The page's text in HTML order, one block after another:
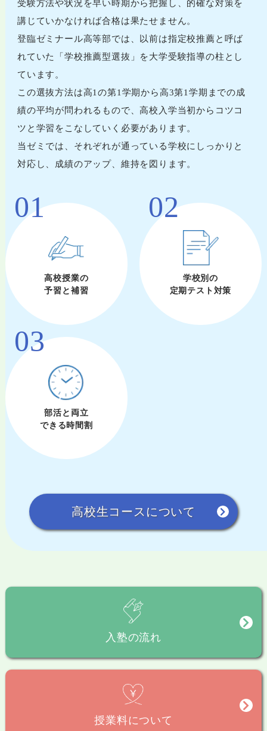
受験方法や状況を早い時期から把握し、的確な対策を
講じていかなければ合格は果たせません。
登臨ゼミナール高等部では、以前は指定校推薦と呼ば
れていた「学校推薦型選抜」を大学受験指導の柱とし
ています。
この選抜方法は高1の第1学期から高3第1学期までの成
績の平均が問われるもので、高校入学当初からコツコ
ツと学習をこなしていく必要があります。
当ゼミでは、それぞれが通っている学校にしっかりと
対応し、成績のアップ、維持を図ります。
01
高校授業の
予習と補習
02
学校別の
定期テスト対策
03
部活と両立
できる時間割
高校生コースについて
入塾の流れ
授業料について